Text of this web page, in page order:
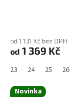
od 1 131 Kč bez DPH
od 1 369 Kč
23 24 25 26
Novinka